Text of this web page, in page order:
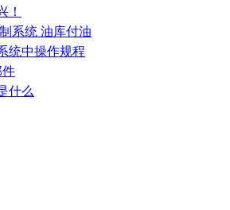
！
系统 油库付油
统中操作规程
件
什么